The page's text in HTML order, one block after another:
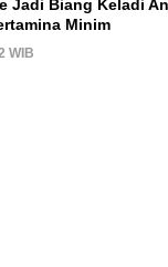
Jadi Biang Keladi
Minim
WIB